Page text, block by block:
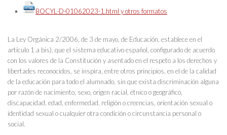
BOCYL-D-01062023-1.html y otros formatos
La Ley Orgánica 2/2006, de 3 de mayo, de Educación, establece en el
artículo 1.a bis), que el sistema educativo español, configurado de acuerdo
con los valores de la Constitución y asentado en el respeto a los derechos y
libertades reconocidos, se inspira, entre otros principios, en el de la calidad
de la educación para todo el alumnado, sin que exista discriminación alguna
por razón de nacimiento, sexo, origen racial, étnico o geográfico,
discapacidad, edad, enfermedad, religión o creencias, orientación sexual o
identidad sexual o cualquier otra condición o circunstancia personal o
social.